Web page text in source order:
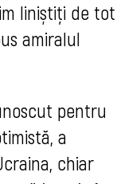
liniștiți de tot
amiralul
pentru
a
chiar